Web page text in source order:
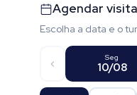
Agendar visita
Escolha a data e o
Seg
10/08